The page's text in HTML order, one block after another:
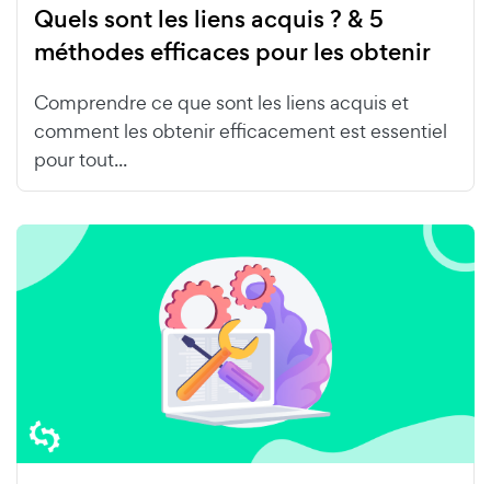
Quels sont les liens acquis ? & 5
méthodes efficaces pour les obtenir
Comprendre ce que sont les liens acquis et
comment les obtenir efficacement est essentiel
pour tout...